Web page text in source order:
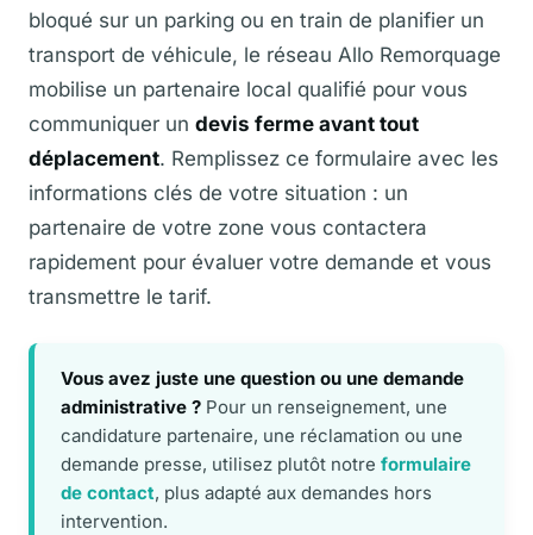
bloqué sur un parking ou en train de planifier un
transport de véhicule, le réseau Allo Remorquage
mobilise un partenaire local qualifié pour vous
communiquer un devis ferme avant tout
déplacement. Remplissez ce formulaire avec les
informations clés de votre situation : un
partenaire de votre zone vous contactera
rapidement pour évaluer votre demande et vous
transmettre le tarif.
Vous avez juste une question ou une demande
administrative ? Pour un renseignement, une
candidature partenaire, une réclamation ou une
demande presse, utilisez plutôt notre formulaire
de contact, plus adapté aux demandes hors
intervention.